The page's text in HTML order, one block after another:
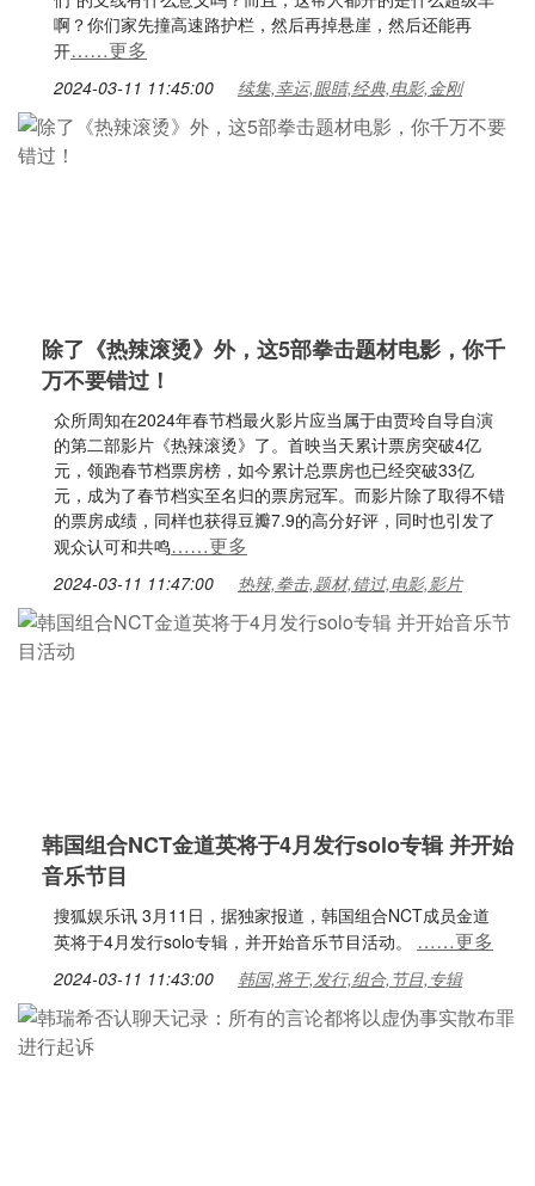
啊？你们家先撞高速路护栏，然后再掉悬崖，然后还能再
开……更多
2024-03-11 11:45:00 续集,幸运,眼睛,经典,电影,金刚
除了《热辣滚烫》外，这5部拳击题材电影，你千
万不要错过！
众所周知在2024年春节档最火影片应当属于由贾玲自导自演
的第二部影片《热辣滚烫》了。首映当天累计票房突破4亿
元，领跑春节档票房榜，如今累计总票房也已经突破33亿
元，成为了春节档实至名归的票房冠军。而影片除了取得不错
的票房成绩，同样也获得豆瓣7.9的高分好评，同时也引发了
观众认可和共鸣……更多
2024-03-11 11:47:00 热辣,拳击,题材,错过,电影,影片
韩国组合NCT金道英将于4月发行solo专辑 并开始
音乐节目
搜狐娱乐讯 3月11日，据独家报道，韩国组合NCT成员金道
英将于4月发行solo专辑，并开始音乐节目活动。 ……更多
2024-03-11 11:43:00 韩国,将于,发行,组合,节目,专辑